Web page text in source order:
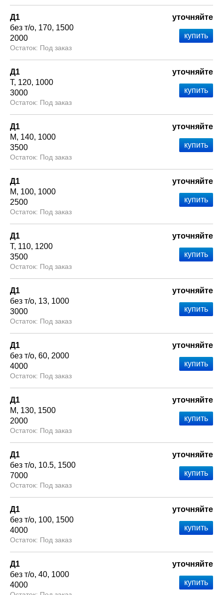
Д1
без т/о 170 1500
2000
Под заказ
уточняйте
Д1
Т 120 1000
3000
Под заказ
уточняйте
Д1
М
140 1000
3500
Под заказ
уточняйте
Д1
М
100 1000
2500
Под заказ
уточняйте
Д1
Т 110 1200
3500
Под заказ
уточняйте
Д1
без т/о 13 1000
3000
Под заказ
уточняйте
Д1
без т/о 60 2000
4000
Под заказ
уточняйте
Д1
М
130 1500
2000
Под заказ
уточняйте
Д1
без т/о 10.5 1500
7000
Под заказ
уточняйте
Д1
без т/о 100 1500
4000
Под заказ
уточняйте
Д1
без т/о 40 1000
4000
уточняйте